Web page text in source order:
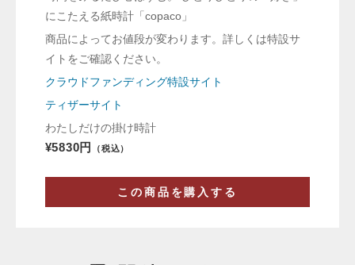
にこたえる紙時計「copaco」
商品によってお値段が変わります。詳しくは特設サ
イトをご確認ください。
クラウドファンディング特設サイト
ティザーサイト
わたしだけの掛け時計
¥5830円 （税込）
この商品を購入する